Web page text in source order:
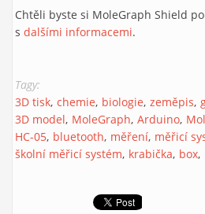
Chtěli byste si MoleGraph Shield
s dalšími informacemi.
Tagy:
3D tisk chemie biologie zeměpis
3D model MoleGraph Arduino
HC-05 bluetooth měření měřicí
školní měřicí systém krabička box